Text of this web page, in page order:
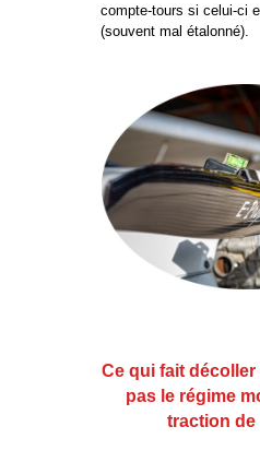
compte-tours si celui-ci
(souvent mal étalonné).
Ce qui fait décoller
pas le régime
traction de